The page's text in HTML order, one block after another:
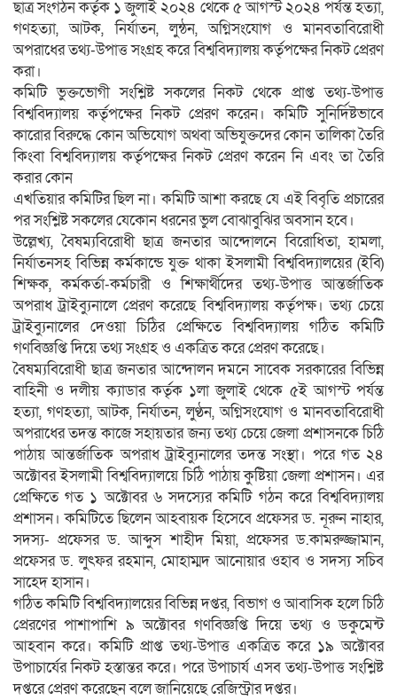
ছাত্র সংগঠন কর্তৃক ১ জুলাই ২০২৪ থেকে ৫ আগস্ট ২০২৪ পর্যন্ত হত্যা,
গণহত্যা, আটক, নির্যাতন, লুন্ঠন, অগ্নিসংযোগ ও মানবতাবিরোধী
অপরাধের তথ্য-উপাত্ত সংগ্রহ করে বিশ্ববিদ্যালয় কর্তৃপক্ষের নিকট প্রেরণ
করা।
কমিটি ভুক্তভোগী সংশ্লিষ্ট সকলের নিকট থেকে প্রাপ্ত তথ্য-উপাত্ত
বিশ্ববিদ্যালয় কর্তৃপক্ষের নিকট প্রেরণ করেন। কমিটি সুনির্দিষ্টভাবে
কারোর বিরুদ্ধে কোন অভিযোগ অথবা অভিযুক্তদের কোন তালিকা তৈরি
কিংবা বিশ্ববিদ্যালয় কর্তৃপক্ষের নিকট প্রেরণ করেন নি এবং তা তৈরি
করার কোন
এখতিয়ার কমিটির ছিল না। কমিটি আশা করছে যে এই বিবৃতি প্রচারের
পর সংশ্লিষ্ট সকলের যেকোন ধরনের ভুল বোঝাবুঝির অবসান হবে।
উল্লেখ্য, বৈষম্যবিরোধী ছাত্র জনতার আন্দোলনে বিরোধিতা, হামলা,
নির্যাতনসহ বিভিন্ন কর্মকান্ডে যুক্ত থাকা ইসলামী বিশ্ববিদ্যালয়ের (ইবি)
শিক্ষক, কর্মকর্তা-কর্মচারী ও শিক্ষার্থীদের তথ্য-উপাত্ত আন্তর্জাতিক
অপরাধ ট্রাইব্যুনালে প্রেরণ করেছে বিশ্ববিদ্যালয় কর্তৃপক্ষ। তথ্য চেয়ে
ট্রাইব্যুনালের দেওয়া চিঠির প্রেক্ষিতে বিশ্ববিদ্যালয় গঠিত কমিটি
গণবিজ্ঞপ্তি দিয়ে তথ্য সংগ্রহ ও একত্রিত করে প্রেরণ করেছে।
বৈষম্যবিরোধী ছাত্র জনতার আন্দোলন দমনে সাবেক সরকারের বিভিন্ন
বাহিনী ও দলীয় ক্যাডার কর্তৃক ১লা জুলাই থেকে ৫ই আগস্ট পর্যন্ত
হত্যা, গণহত্যা, আটক, নির্যাতন, লুণ্ঠন, অগ্নিসংযোগ ও মানবতাবিরোধী
অপরাধের তদন্ত কাজে সহায়তার জন্য তথ্য চেয়ে জেলা প্রশাসনকে চিঠি
পাঠায় আন্তর্জাতিক অপরাধ ট্রাইব্যুনালের তদন্ত সংস্থা। পরে গত ২৪
অক্টোবর ইসলামী বিশ্ববিদ্যালয়ে চিঠি পাঠায় কুষ্টিয়া জেলা প্রশাসন। এর
প্রেক্ষিতে গত ১ অক্টোবর ৬ সদস্যের কমিটি গঠন করে বিশ্ববিদ্যালয়
প্রশাসন। কমিটিতে ছিলেন আহবায়ক হিসেবে প্রফেসর ড. নূরুন নাহার,
সদস্য- প্রফেসর ড. আব্দুস শাহীদ মিয়া, প্রফেসর ড.কামরুজ্জামান,
প্রফেসর ড. লুৎফর রহমান, মোহাম্মদ আনোয়ার ওহাব ও সদস্য সচিব
সাহেদ হাসান।
গঠিত কমিটি বিশ্ববিদ্যালয়ের বিভিন্ন দপ্তর, বিভাগ ও আবাসিক হলে চিঠি
প্রেরণের পাশাপাশি ৯ অক্টোবর গণবিজ্ঞপ্তি দিয়ে তথ্য ও ডকুমেন্ট
আহবান করে। কমিটি প্রাপ্ত তথ্য-উপাত্ত একত্রিত করে ১৯ অক্টোবর
উপাচার্যের নিকট হস্তান্তর করে। পরে উপাচার্য এসব তথ্য-উপাত্ত সংশ্লিষ্ট
দপ্তরে প্রেরণ করেছেন বলে জানিয়েছে রেজিস্ট্রার দপ্তর।